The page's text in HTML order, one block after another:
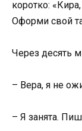
коротко:
Оформи свой
Через десять
– Вера, я не
– Я занята.